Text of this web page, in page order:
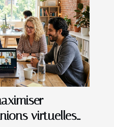
virtuelles